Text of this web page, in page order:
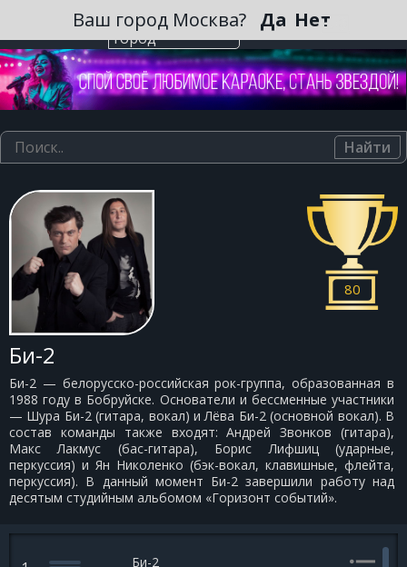
Выберите
город
Ваш город Москва? Да Нет
Найти
Би-2
Би-2 — белорусско-российская рок-группа, образованная в
1988 году в Бобруйске. Основатели и бессменные участники
— Шура Би-2 (гитара, вокал) и Лёва Би-2 (основной вокал). В
состав команды также входят: Андрей Звонков (гитара),
Макс Лакмус (бас-гитара), Борис Лифшиц (ударные,
перкуссия) и Ян Николенко (бэк-вокал, клавишные, флейта,
перкуссия). В данный момент Би-2 завершили работу над
десятым студийным альбомом «Горизонт событий».
80
Би-2